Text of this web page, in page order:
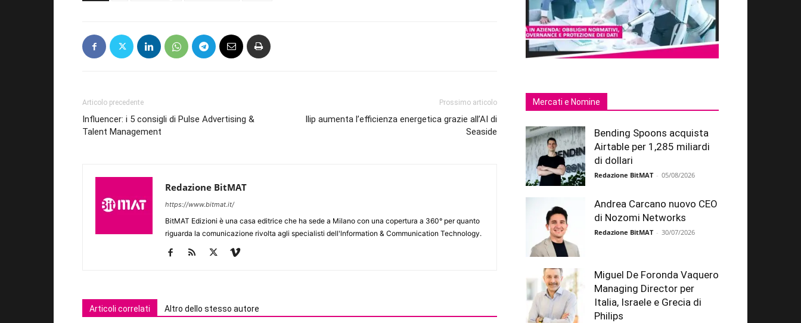
Articolo precedente
Influencer: i 5 consigli di Pulse Advertising &
Talent Management
Prossimo articolo
Ilip aumenta l’efficienza energetica grazie all’AI di
Seaside
Redazione BitMAT
https://www.bitmat.it/
BitMAT Edizioni è una casa editrice che ha sede a Milano con una copertura a 360° per quanto
riguarda la comunicazione rivolta agli specialisti dell'lnformation & Communication Technology.
Articoli correlati Altro dello stesso autore
Mercati e Nomine
Bending Spoons acquista
Airtable per 1,285 miliardi
di dollari
Redazione BitMAT - 05/08/2026
Andrea Carcano nuovo CEO
di Nozomi Networks
Redazione BitMAT - 30/07/2026
Miguel De Foronda Vaquero
Managing Director per
Italia, Israele e Grecia di
Philips